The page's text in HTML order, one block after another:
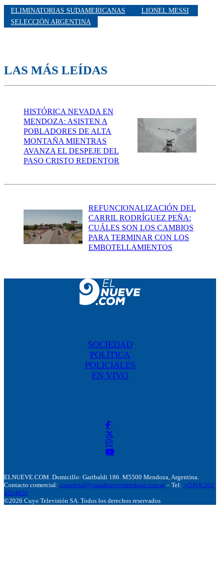
ELIMINATORIAS SUDAMERICANAS
LIONEL MESSI
SELECCIÓN ARGENTINA
LAS MÁS LEÍDAS
HISTÓRICA NEVADA EN
MENDOZA: ASISTEN A
POBLADORES DE ALTA
MONTAÑA MIENTRAS
AVANZA EL DESPEJE DEL
PASO CRISTO REDENTOR
REFUNCIONALIZACIÓN DEL
CARRIL RODRÍGUEZ PEÑA:
CUÁLES SON LOS CAMBIOS
PARA TERMINAR CON LOS
EMBOTELLAMIENTOS
SOCIEDAD
POLÍTICA
POLICIALES
EN VIVO
ELNUEVE.COM. Domicillo: Garibaldi 186. M5500 Mendoza, Argentina.
Contacto comercial: comercial@canalnuevemendoza.com.ar – Tel: +(54) 9 261
4204020
©2026 Cuyo Televisión SA. Todos los derechos reservados